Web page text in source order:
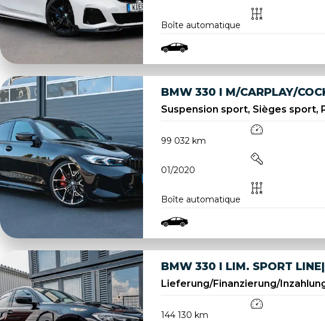
Boîte automatique
BMW 330 I M/CARPLAY/
Suspension sport, Sièges sport,
99 032 km
01/2020
Boîte automatique
BMW 330 I LIM. SPORT
Lieferung/Finanzierung/
144 130 km